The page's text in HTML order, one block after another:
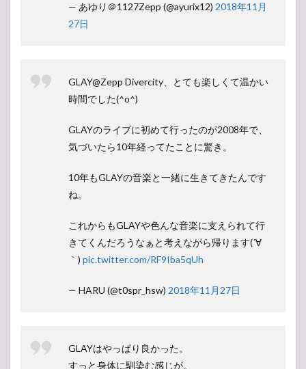
— あゆり＠1127Zepp (@ayurix12) 2018年11月
27日
GLAY@Zepp Divercity、とても楽しくて温かい
時間でした(^o^)
GLAYのライブに初めて行ったのが2008年で、
気づいたら10年経ってたことに驚き。
10年もGLAYの音楽と一緒に生きてきたんです
ね。
これからもGLAYや色んな音楽に支えられて行
きてくんだろうなぁと考えながら帰ります(´∀
｀) pic.twitter.com/RF9Iba5qUh
— HARU (@t0spr_hsw) 2018年11月27日
GLAYはやっぱり良かった。
すっと身体に馴染む感じが。